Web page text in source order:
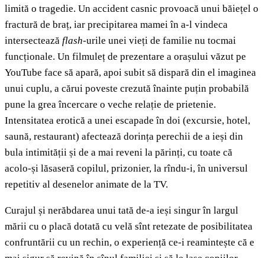
limită o tragedie. Un accident casnic provoacă unui băiețel o
fractură de braț, iar precipitarea mamei în a-l vindeca
intersectează flash-urile unei vieți de familie nu tocmai
funcționale. Un filmuleț de prezentare a orașului văzut pe
YouTube face să apară, apoi subit să dispară din el imaginea
unui cuplu, a cărui poveste crezută înainte puțin probabilă
pune la grea încercare o veche relație de prietenie.
Intensitatea erotică a unei escapade în doi (excursie, hotel,
saună, restaurant) afectează dorința perechii de a ieși din
bula intimității și de a mai reveni la părinți, cu toate că
acolo-și lăsaseră copilul, prizonier, la rîndu-i, în universul
repetitiv al desenelor animate de la TV.
Curajul și nerăbdarea unui tată de-a ieși singur în largul
mării cu o placă dotată cu velă sînt retezate de posibilitatea
confruntării cu un rechin, o experiență ce-i reamintește că e